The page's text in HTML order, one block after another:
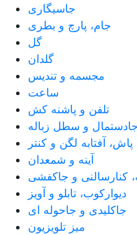
جاسیگاری
جام، پارچ و بطری
گل
گلدان
مجسمه و تندیس
ساعت
تلفن و پاشنه کش
جادستمال و سطل زباله
آفتابه لگن و کنتر
آینه و شمعدان
کنارسالنی و جاکفشی
دیوارکوب، تابلو و آویز
جاکلیدی و جاحوله ای
میز تلویزیون